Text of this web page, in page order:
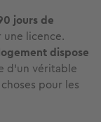
jours de
licence.
dispose
d'un véritable
pour les